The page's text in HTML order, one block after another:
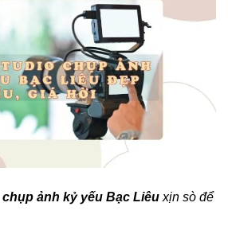
chụp ảnh kỷ yếu Bạc Liêuxịn sò để